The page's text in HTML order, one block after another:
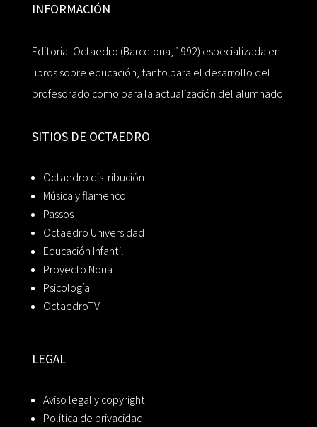
INFORMACIÓN
Editorial Octaedro (Barcelona, 1992) especializada en
libros sobre educación, tanto para el desarrollo del
profesorado como para la actualización del alumnado.
SITIOS DE OCTAEDRO
Octaedro distribución
Música y flamenco
Passos
Octaedro Universidad
Educación Infantil
Proyecto Noria
Psicología
OctaedroTV
LEGAL
Aviso legal y copyright
Política de privacidad